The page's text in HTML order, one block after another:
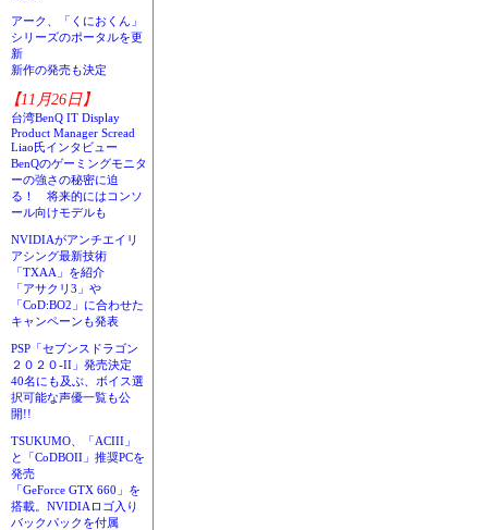
アーク、「くにおくん」
シリーズのポータルを更
新
新作の発売も決定
【11月26日】
台湾BenQ IT Display
Product Manager Scread
Liao氏インタビュー
BenQのゲーミングモニタ
ーの強さの秘密に迫
る！ 将来的にはコンソ
ール向けモデルも
NVIDIAがアンチエイリ
アシング最新技術
「TXAA」を紹介
「アサクリ3」や
「CoD:BO2」に合わせた
キャンペーンも発表
PSP「セブンスドラゴン
２０２０-II」発売決定
40名にも及ぶ、ボイス選
択可能な声優一覧も公
開!!
TSUKUMO、「ACIII」
と「CoDBOII」推奨PCを
発売
「GeForce GTX 660」を
搭載。NVIDIAロゴ入り
バックパックを付属